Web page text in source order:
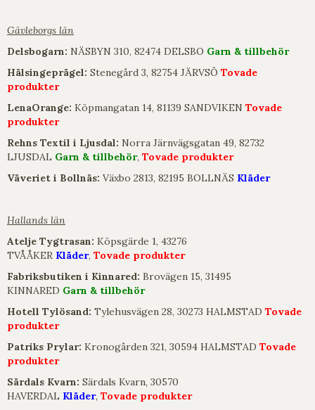
Gävleborgs län
Delsbogarn: NÄSBYN 310, 82474 DELSBO Garn & tillbehör
Hälsingeprägel: Stenegård 3, 82754 JÄRVSÖ Tovade
produkter
LenaOrange: Köpmangatan 14, 81139 SANDVIKEN Tovade
produkter
Rehns Textil i Ljusdal: Norra Järnvägsgatan 49, 82732
LJUSDAL Garn & tillbehör, Tovade produkter
Väveriet i Bollnäs: Växbo 2813, 82195 BOLLNÄS Kläder
Hallands län
Atelje Tygtrasan: Köpsgärde 1, 43276
TVÅÅKER Kläder, Tovade produkter
Fabriksbutiken i Kinnared: Brovägen 15, 31495
KINNARED Garn & tillbehör
Hotell Tylösand: Tylehusvägen 28, 30273 HALMSTAD Tovade
produkter
Patriks Prylar: Kronogården 321, 30594 HALMSTAD Tovade
produkter
Särdals Kvarn: Särdals Kvarn, 30570
HAVERDAL Kläder, Tovade produkter